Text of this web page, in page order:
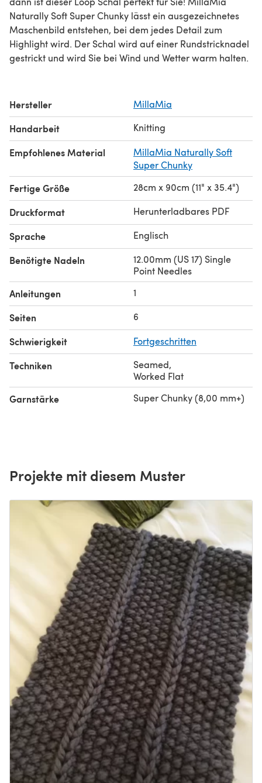
Naturally Soft Super Chunky lässt ein ausgezeichnetes
Maschenbild entstehen, bei dem jedes Detail zum
Highlight wird. Der Schal wird auf einer Rundstricknadel
gestrickt und wird Sie bei Wind und Wetter warm halten.
Hersteller MillaMia
Handarbeit Knitting
Empfohlenes Material
MillaMia Naturally Soft
Super Chunky
Fertige Größe 28cm x 90cm (11" x 35.4")
Druckformat Herunterladbares PDF
Sprache Englisch
Benötigte Nadeln
12.00mm (US 17) Single
Point Needles
Anleitungen 1
Seiten 6
Schwierigkeit Fortgeschritten
Techniken Seamed,
Worked Flat
Garnstärke Super Chunky (8,00 mm+)
Projekte mit diesem Muster